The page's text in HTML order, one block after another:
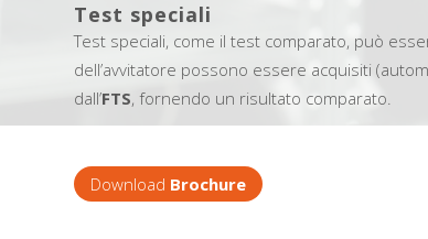
Test speciali
Test speciali, come il test comparato, può
dell’avvitatore possono essere acquisiti
dall’FTS, fornendo un risultato comparato.
Download Brochure